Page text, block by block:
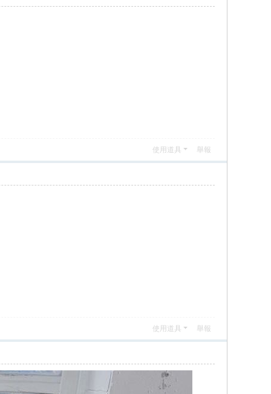
使用道具 舉報
使用道具 舉報